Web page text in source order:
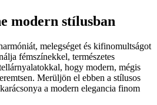
modern stílusban
melegséget és kifinomultságot
fémszínekkel, természetes
hogy modern, mégis
Merüljön el ebben a stílusos
a modern elegancia finom